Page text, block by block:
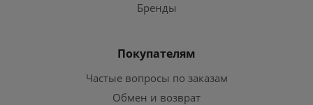
Бренды
Покупателям
Частые вопросы по заказам
Обмен и возврат